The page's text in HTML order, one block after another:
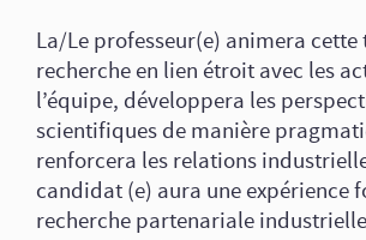
La/Le professeur(e) animera
recherche en lien étroit avec les
l’équipe, développera les
scientifiques de manière
renforcera les relations
candidat (e) aura une expérience
recherche partenariale